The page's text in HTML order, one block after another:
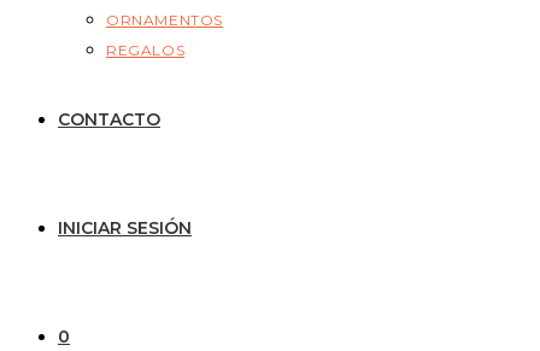
ORNAMENTOS
REGALOS
CONTACTO
INICIAR SESIÓN
0